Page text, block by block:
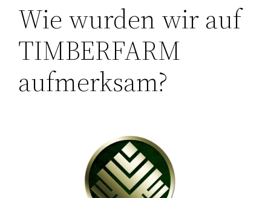
Wie wurden wir auf
TIMBERFARM
aufmerksam?